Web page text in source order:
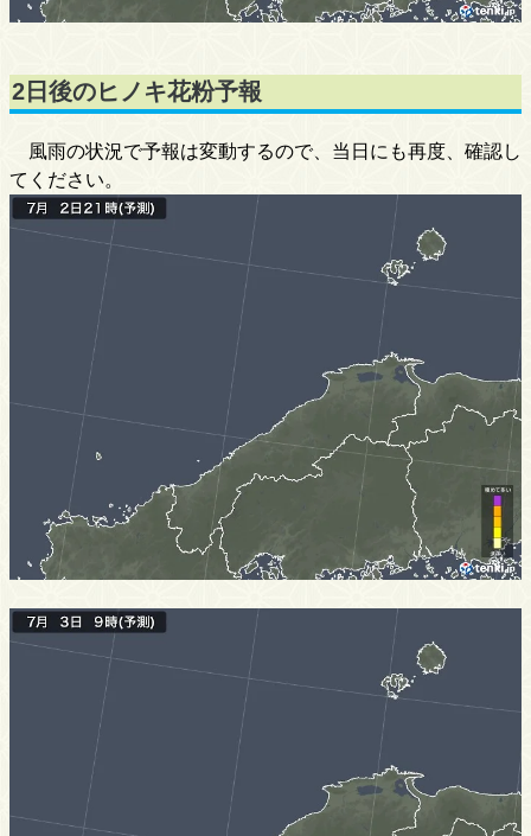
2日後のヒノキ花粉予報
風雨の状況で予報は変動するので、当日にも再度、確認し
てください。